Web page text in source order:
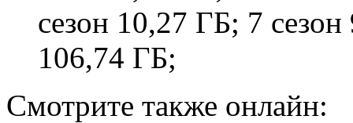
сезон 10,27 ГБ; 7
106,74 ГБ;
Смотрите также онлайн: